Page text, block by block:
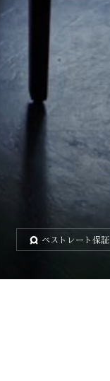
ベストレート保証